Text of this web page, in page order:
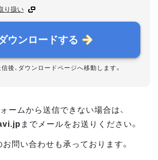
り扱い
ウンロードする
後、ダウンロードページへ移動します。
ームから送信できない場合は、
までメールをお送りください。
問い合わせも承っております。